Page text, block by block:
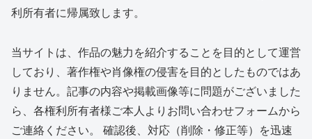
利所有者に帰属致します。
当サイトは、作品の魅力を紹介することを目的として運営
しており、著作権や肖像権の侵害を目的としたものではあ
りません。記事の内容や掲載画像等に問題がございました
ら、各権利所有者様ご本人よりお問い合わせフォームから
ご連絡ください。 確認後、対応（削除・修正等）を迅速